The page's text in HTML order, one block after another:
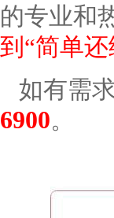
的专业和
到“简单
如有需
6900。